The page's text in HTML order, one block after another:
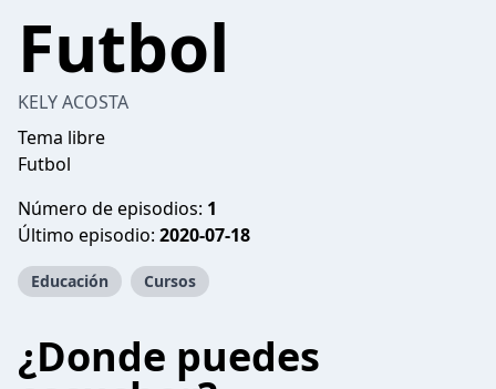
Futbol
KELY ACOSTA
Tema libre
Futbol
Número de episodios: 1
Último episodio: 2020-07-18
Educación Cursos
¿Donde puedes